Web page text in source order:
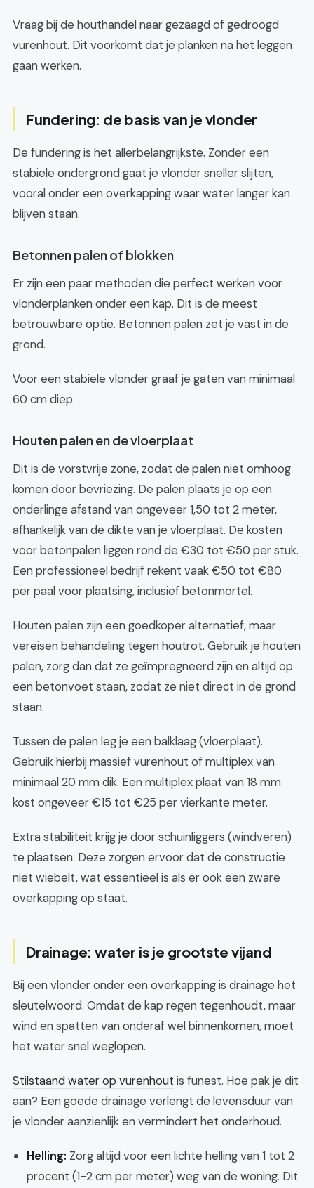
Vraag bij de houthandel naar gezaagd of gedroogd
vurenhout. Dit voorkomt dat je planken na het leggen
gaan werken.
Fundering: de basis van je vlonder
De fundering is het allerbelangrijkste. Zonder een
stabiele ondergrond gaat je vlonder sneller slijten,
vooral onder een overkapping waar water langer kan
blijven staan.
Betonnen palen of blokken
Er zijn een paar methoden die perfect werken voor
vlonderplanken onder een kap. Dit is de meest
betrouwbare optie. Betonnen palen zet je vast in de
grond.
Voor een stabiele vlonder graaf je gaten van minimaal
60 cm diep.
Houten palen en de vloerplaat
Dit is de vorstvrije zone, zodat de palen niet omhoog
komen door bevriezing. De palen plaats je op een
onderlinge afstand van ongeveer 1,50 tot 2 meter,
afhankelijk van de dikte van je vloerplaat. De kosten
voor betonpalen liggen rond de €30 tot €50 per stuk.
Een professioneel bedrijf rekent vaak €50 tot €80
per paal voor plaatsing, inclusief betonmortel.
Houten palen zijn een goedkoper alternatief, maar
vereisen behandeling tegen houtrot. Gebruik je houten
palen, zorg dan dat ze geïmpregneerd zijn en altijd op
een betonvoet staan, zodat ze niet direct in de grond
staan.
Tussen de palen leg je een balklaag (vloerplaat).
Gebruik hierbij massief vurenhout of multiplex van
minimaal 20 mm dik. Een multiplex plaat van 18 mm
kost ongeveer €15 tot €25 per vierkante meter.
Extra stabiliteit krijg je door schuinliggers (windveren)
te plaatsen. Deze zorgen ervoor dat de constructie
niet wiebelt, wat essentieel is als er ook een zware
overkapping op staat.
Drainage: water is je grootste vijand
Bij een vlonder onder een overkapping is drainage het
sleutelwoord. Omdat de kap regen tegenhoudt, maar
wind en spatten van onderaf wel binnenkomen, moet
het water snel weglopen.
Stilstaand water op vurenhout is funest. Hoe pak je dit
aan? Een goede drainage verlengt de levensduur van
je vlonder aanzienlijk en vermindert het onderhoud.
Helling: Zorg altijd voor een lichte helling van 1 tot 2
procent (1-2 cm per meter) weg van de woning. Dit